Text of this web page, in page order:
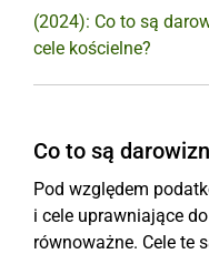
(2024): Co to są
cele kościelne?
Co to są
Pod względem
i cele uprawniające
równoważne. Cele te